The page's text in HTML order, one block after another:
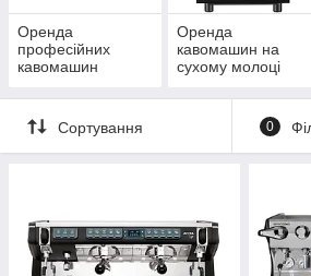
Оренда
професійних
кавомашин
Оренда
кавомашин на
сухому молоці
Сортування 0